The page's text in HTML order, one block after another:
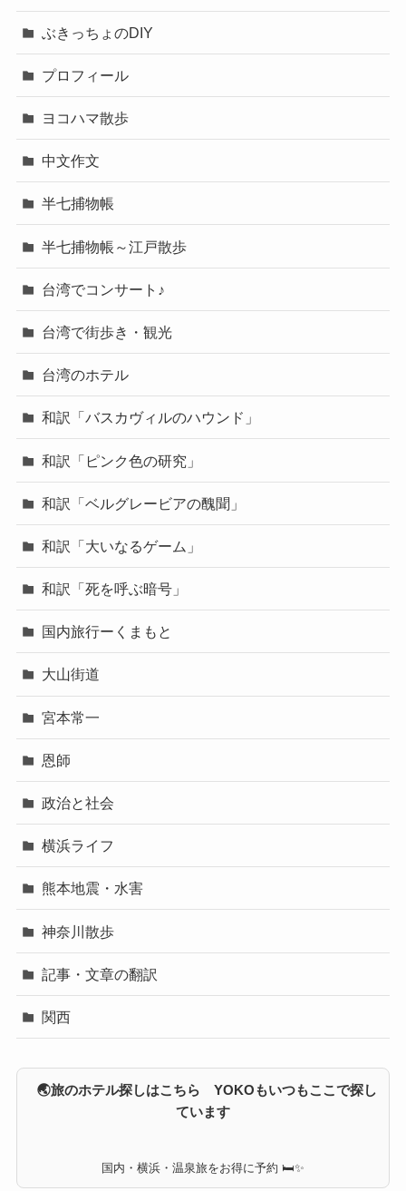
ぶきっちょのDIY
プロフィール
ヨコハマ散歩
中文作文
半七捕物帳
半七捕物帳～江戸散歩
台湾でコンサート♪
台湾で街歩き・観光
台湾のホテル
和訳「バスカヴィルのハウンド」
和訳「ピンク色の研究」
和訳「ベルグレービアの醜聞」
和訳「大いなるゲーム」
和訳「死を呼ぶ暗号」
国内旅行ーくまもと
大山街道
宮本常一
恩師
政治と社会
横浜ライフ
熊本地震・水害
神奈川散歩
記事・文章の翻訳
関西
🌏旅のホテル探しはこちら YOKOもいつもここで探し
ています